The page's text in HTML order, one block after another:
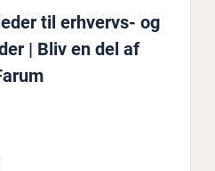
til erhvervs- og
| Bliv en del af